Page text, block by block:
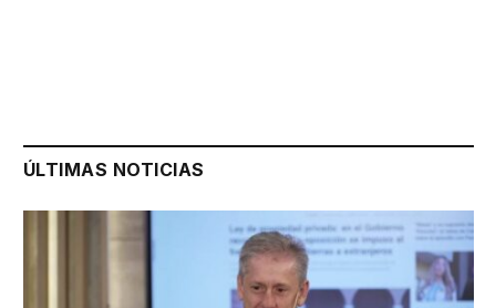
ÚLTIMAS NOTICIAS